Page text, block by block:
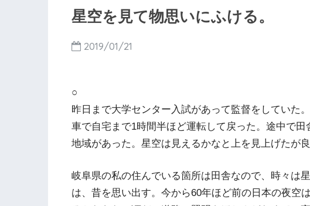
星空を見て物思いにふける。
2019/01/21
○
昨日まで大学センター入試があって監督をしていた
車で自宅まで1時間半ほど運転して戻った。途中で
地域があった。星空は見えるかなと上を見上げたが
岐阜県の私の住んでいる箇所は田舎なので、時々は
は、昔を思い出す。今から60年ほど前の日本の夜空